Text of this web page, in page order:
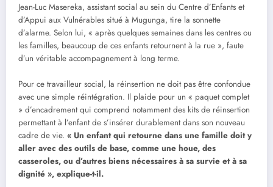
Jean-Luc Masereka, assistant social au sein du Centre d’Enfants et
d’Appui aux Vulnérables situé à Mugunga, tire la sonnette
d’alarme. Selon lui, « après quelques semaines dans les centres ou
les familles, beaucoup de ces enfants retournent à la rue », faute
d’un véritable accompagnement à long terme.
Pour ce travailleur social, la réinsertion ne doit pas être confondue
avec une simple réintégration. Il plaide pour un « paquet complet
» d’encadrement qui comprend notamment des kits de réinsertion
permettant à l’enfant de s’insérer durablement dans son nouveau
cadre de vie. « Un enfant qui retourne dans une famille doit y
aller avec des outils de base, comme une houe, des
casseroles, ou d’autres biens nécessaires à sa survie et à sa
dignité », explique-t-il.